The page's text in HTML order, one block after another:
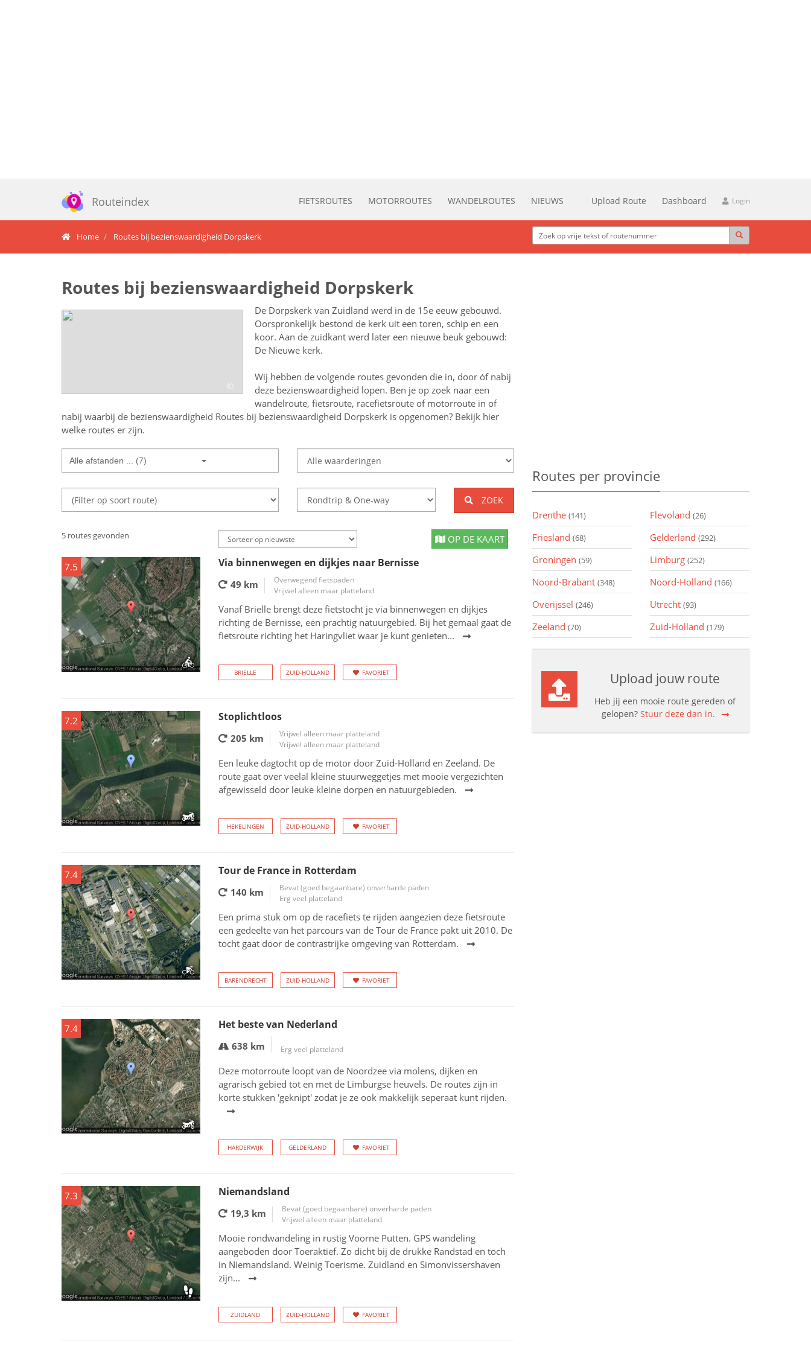
Routeindex FIETSROUTES MOTORROUTES WANDELROUTES NIEUWS Upload Route Dashboard Login
Home Routes bij bezienswaardigheid Dorpskerk
Routes bij bezienswaardigheid Dorpskerk
©
De Dorpskerk van Zuidland werd in de 15e eeuw gebouwd.
Oorspronkelijk bestond de kerk uit een toren, schip en een
koor. Aan de zuidkant werd later een nieuwe beuk gebouwd:
De Nieuwe kerk.
Wij hebben de volgende routes gevonden die in, door óf nabij
deze bezienswaardigheid lopen. Ben je op zoek naar een
wandelroute, fietsroute, racefietsroute of motorroute in of
nabij waarbij de bezienswaardigheid Routes bij bezienswaardigheid Dorpskerk is opgenomen? Bekijk hier
welke routes er zijn.
Alle afstanden ... (7)
ZOEK
5 routes gevonden OP DE KAART
7.5 Via binnenwegen en dijkjes naar Bernisse
49 km
Overwegend fietspaden
Vrijwel alleen maar platteland
Vanaf Brielle brengt deze fietstocht je via binnenwegen en dijkjes
richting de Bernisse, een prachtig natuurgebied. Bij het gemaal gaat de
fietsroute richting het Haringvliet waar je kunt genieten...
BRIELLE ZUID-HOLLAND FAVORIET
7.2 Stoplichtloos
205 km
Vrijwel alleen maar platteland
Vrijwel alleen maar platteland
Een leuke dagtocht op de motor door Zuid-Holland en Zeeland. De
route gaat over veelal kleine stuurweggetjes met mooie vergezichten
afgewisseld door leuke kleine dorpen en natuurgebieden.
HEKELINGEN ZUID-HOLLAND FAVORIET
7.4 Tour de France in Rotterdam
140 km
Bevat (goed begaanbare) onverharde paden
Erg veel platteland
Een prima stuk om op de racefiets te rijden aangezien deze fietsroute
een gedeelte van het parcours van de Tour de France pakt uit 2010. De
tocht gaat door de contrastrijke omgeving van Rotterdam.
BARENDRECHT ZUID-HOLLAND FAVORIET
7.4 Het beste van Nederland
638 km Erg veel platteland
Deze motorroute loopt van de Noordzee via molens, dijken en
agrarisch gebied tot en met de Limburgse heuvels. De routes zijn in
korte stukken 'geknipt' zodat je ze ook makkelijk seperaat kunt rijden.
HARDERWIJK GELDERLAND FAVORIET
7.3 Niemandsland
19,3 km
Bevat (goed begaanbare) onverharde paden
Vrijwel alleen maar platteland
Mooie rondwandeling in rustig Voorne Putten. GPS wandeling
aangeboden door Toeraktief. Zo dicht bij de drukke Randstad en toch
in Niemandsland. Weinig Toerisme. Zuidland en Simonvissershaven
zijn...
ZUIDLAND ZUID-HOLLAND FAVORIET
Routes per provincie
Drenthe (141) Flevoland (26)
Friesland (68) Gelderland (292)
Groningen (59) Limburg (252)
Noord-Brabant (348) Noord-Holland (166)
Overijssel (246) Utrecht (93)
Zeeland (70) Zuid-Holland (179)
Upload jouw route
Heb jij een mooie route gereden of
gelopen? Stuur deze dan in.